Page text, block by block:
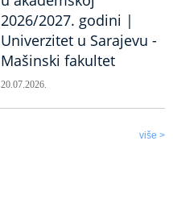
2026/2027. godini |
Univerzitet u Sarajevu -
Mašinski fakultet
20.07.2026.
više >